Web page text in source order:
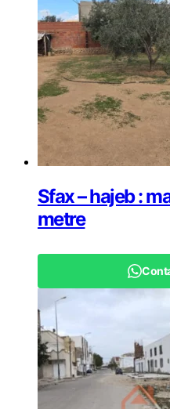
Sfax – hajeb :
metre